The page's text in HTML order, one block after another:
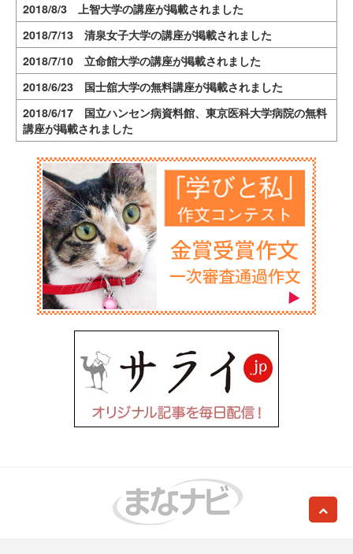
2018/8/3 上智大学の講座が掲載されました
2018/7/13 清泉女子大学の講座が掲載されました
2018/7/10 立命館大学の講座が掲載されました
2018/6/23 国士舘大学の無料講座が掲載されました
2018/6/17 国立ハンセン病資料館、東京医科大学病院の無料
講座が掲載されました